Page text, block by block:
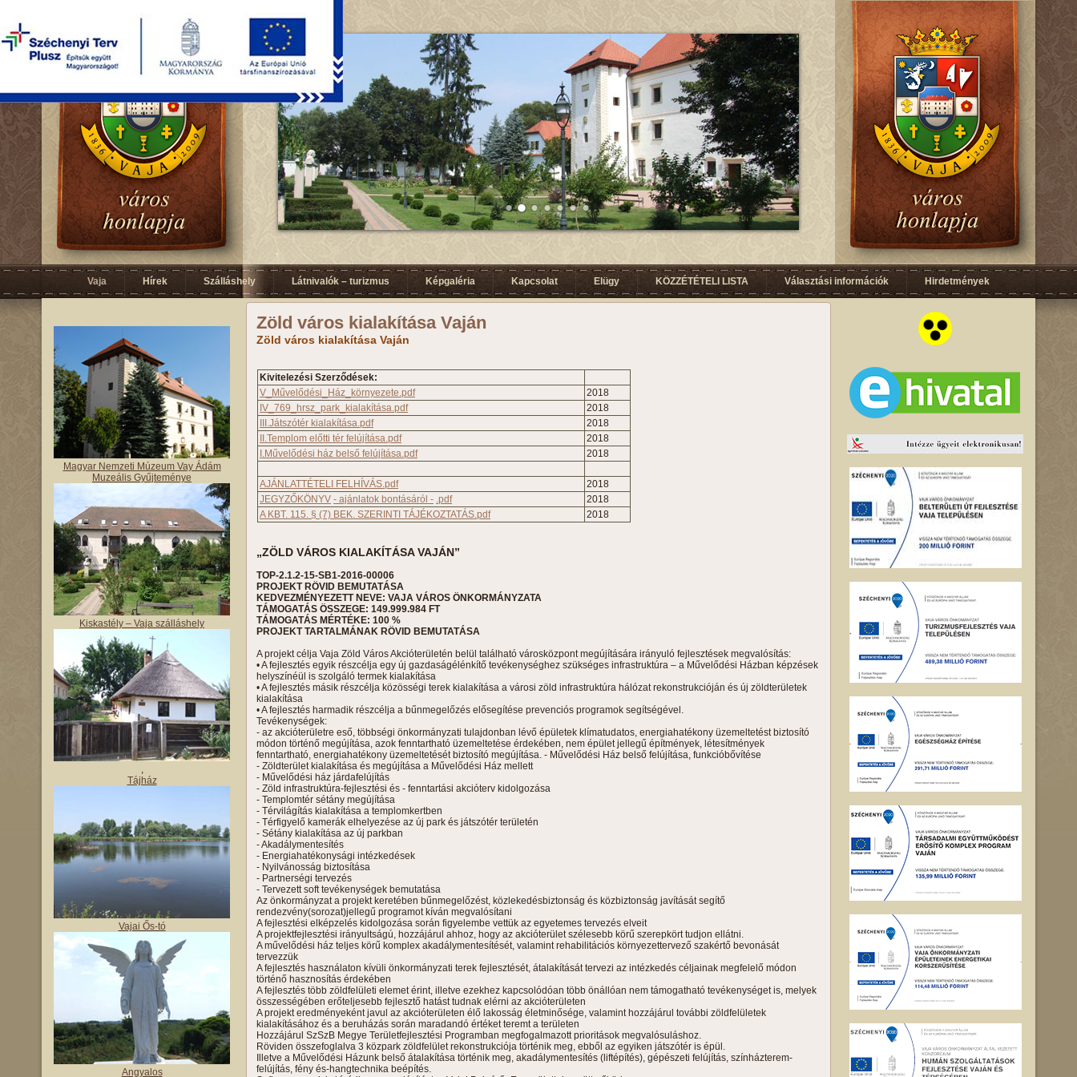
Vaja Hírek Szálláshely Látnivalók – turizmus Képgaléria Kapcsolat Elügy KÖZZÉTÉTELI LISTA Választási információk Hirdetmények
Magyar Nemzeti Múzeum Vay Ádám
Muzeális Gyűjteménye
Kiskastély – Vaja szálláshely
,
Tájház
Vajai Ős-tó
Angyalos
Zöld város kialakítása Vaján
Zöld város kialakítása Vaján
Kivitelezési Szerződések:
V_Művelődési_Ház_környezete.pdf
2018
IV_769_hrsz_park_kialakítása.pdf
2018
III.Játszótér kialakítása.pdf
2018
II.Templom előtti tér felújítása.pdf
2018
I.Művelődési ház belső felújítása.pdf
2018
AJÁNLATTÉTELI FELHÍVÁS.pdf
2018
JEGYZŐKÖNYV - ajánlatok bontásáról - .pdf
2018
A KBT. 115. § (7) BEK. SZERINTI TÁJÉKOZTATÁS.pdf
2018
„ZÖLD VÁROS KIALAKÍTÁSA VAJÁN”
TOP-2.1.2-15-SB1-2016-00006
PROJEKT RÖVID BEMUTATÁSA
KEDVEZMÉNYEZETT NEVE: VAJA VÁROS ÖNKORMÁNYZATA
TÁMOGATÁS ÖSSZEGE: 149.999.984 FT
TÁMOGATÁS MÉRTÉKE: 100 %
PROJEKT TARTALMÁNAK RÖVID BEMUTATÁSA
A projekt célja Vaja Zöld Város Akcióterületén belül található városközpont megújítására irányuló fejlesztések megvalósítás:
• A fejlesztés egyik részcélja egy új gazdaságélénkítő tevékenységhez szükséges infrastruktúra – a Művelődési Házban képzések
helyszínéül is szolgáló termek kialakítása
• A fejlesztés másik részcélja közösségi terek kialakítása a városi zöld infrastruktúra hálózat rekonstrukcióján és új zöldterületek
kialakítása
• A fejlesztés harmadik részcélja a bűnmegelőzés elősegítése prevenciós programok segítségével.
Tevékenységek:
- az akcióterületre eső, többségi önkormányzati tulajdonban lévő épületek klímatudatos, energiahatékony üzemeltetést biztosító
módon történő megújítása, azok fenntartható üzemeltetése érdekében, nem épület jellegű építmények, létesítmények
fenntartható, energiahatékony üzemeltetését biztosító megújítása. - Művelődési Ház belső felújítása, funkcióbővítése
- Zöldterület kialakítása és megújítása a Művelődési Ház mellett
- Művelődési ház járdafelújítás
- Zöld infrastruktúra-fejlesztési és - fenntartási akcióterv kidolgozása
- Templomtér sétány megújítása
- Térvilágítás kialakítása a templomkertben
- Térfigyelő kamerák elhelyezése az új park és játszótér területén
- Sétány kialakítása az új parkban
- Akadálymentesítés
- Energiahatékonysági intézkedések
- Nyilvánosság biztosítása
- Partnerségi tervezés
- Tervezett soft tevékenységek bemutatása
Az önkormányzat a projekt keretében bűnmegelőzést, közlekedésbiztonság és közbiztonság javítását segítő
rendezvény(sorozat)jellegű programot kíván megvalósítani
A fejlesztési elképzelés kidolgozása során figyelembe vettük az egyetemes tervezés elveit
A projektfejlesztési irányultságú, hozzájárul ahhoz, hogy az akcióterület szélesebb körű szerepkört tudjon ellátni.
A művelődési ház teljes körű komplex akadálymentesítését, valamint rehabilitációs környezettervező szakértő bevonását
tervezzük
A fejlesztés használaton kívüli önkormányzati terek fejlesztését, átalakítását tervezi az intézkedés céljainak megfelelő módon
történő hasznosítás érdekében
A fejlesztés több zöldfelületi elemet érint, illetve ezekhez kapcsolódóan több önállóan nem támogatható tevékenységet is, melyek
összességében erőteljesebb fejlesztő hatást tudnak elérni az akcióterületen
A projekt eredményeként javul az akcióterületen élő lakosság életminősége, valamint hozzájárul további zöldfelületek
kialakításához és a beruházás során maradandó értéket teremt a területen
Hozzájárul SzSzB Megye Területfejlesztési Programban megfogalmazott prioritások megvalósuláshoz.
Röviden összefoglalva 3 közpark zöldfelület rekonstrukciója történik meg, ebből az egyiken játszótér is épül.
Illetve a Művelődési Házunk belső átalakítása történik meg, akadálymentesítés (liftépítés), gépészeti felújítás, színházterem-
felújítás, fény és-hangtechnika beépítés.